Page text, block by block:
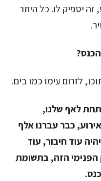
יספיק לו. כל היתר
לזרום עימו כמו בים.
לאף שלנו,
כבר עברנו אלף
עוד חיבור, עוד
הפנימי הזה, בתשומת